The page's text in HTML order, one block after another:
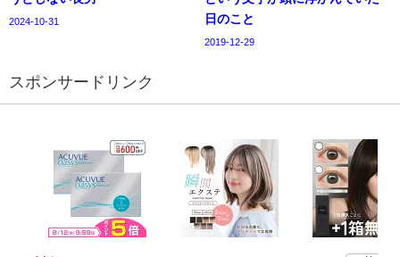
2024-10-31
日のこと
2019-12-29
スポンサードリンク